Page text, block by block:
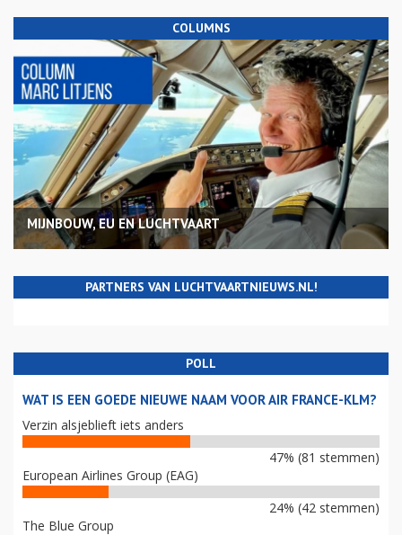
COLUMNS
MIJNBOUW, EU EN LUCHTVAART
PARTNERS VAN LUCHTVAARTNIEUWS.NL!
POLL
WAT IS EEN GOEDE NIEUWE NAAM VOOR AIR FRANCE-KLM?
Verzin alsjeblieft iets anders
47% (81 stemmen)
European Airlines Group (EAG)
24% (42 stemmen)
The Blue Group